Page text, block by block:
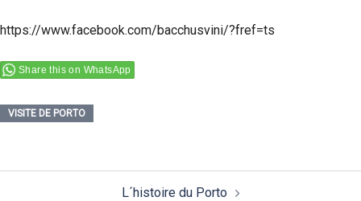
https://www.facebook.com/bacchusvini/?fref=ts
Share this on WhatsApp
VISITE DE PORTO
L´histoire du Porto